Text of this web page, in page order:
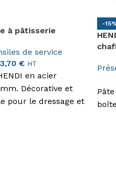
à pâtisserie
de service
3,70 € HT
en acier
Décorative et
pour le dressage et
-